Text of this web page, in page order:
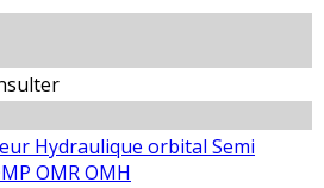
Hydraulique orbital Semi
OMR OMH